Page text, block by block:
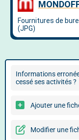
Informations
cessé ses activités ?
Ajouter une
Modifier une